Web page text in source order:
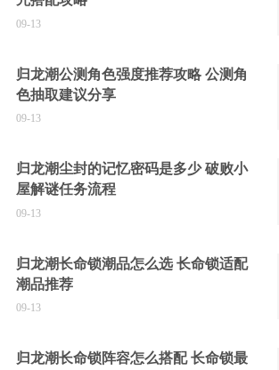
09-13
归龙潮公测角色强度推荐攻略 公测角
色抽取建议分享
09-13
归龙潮尘封的记忆密码是多少 破败小
屋解谜任务流程
09-13
归龙潮长命锁潮品怎么选 长命锁适配
潮品推荐
09-13
归龙潮长命锁阵容怎么搭配 长命锁最